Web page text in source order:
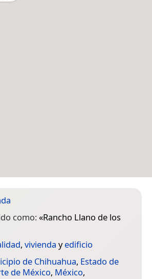
como:«Rancho Llano de los
, vivienda yedificio
de Chihuahua, Estado de
de México, México,